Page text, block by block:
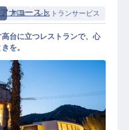
料飲 レストランサービス
ナコースト
台に立つレストランで、心
を。